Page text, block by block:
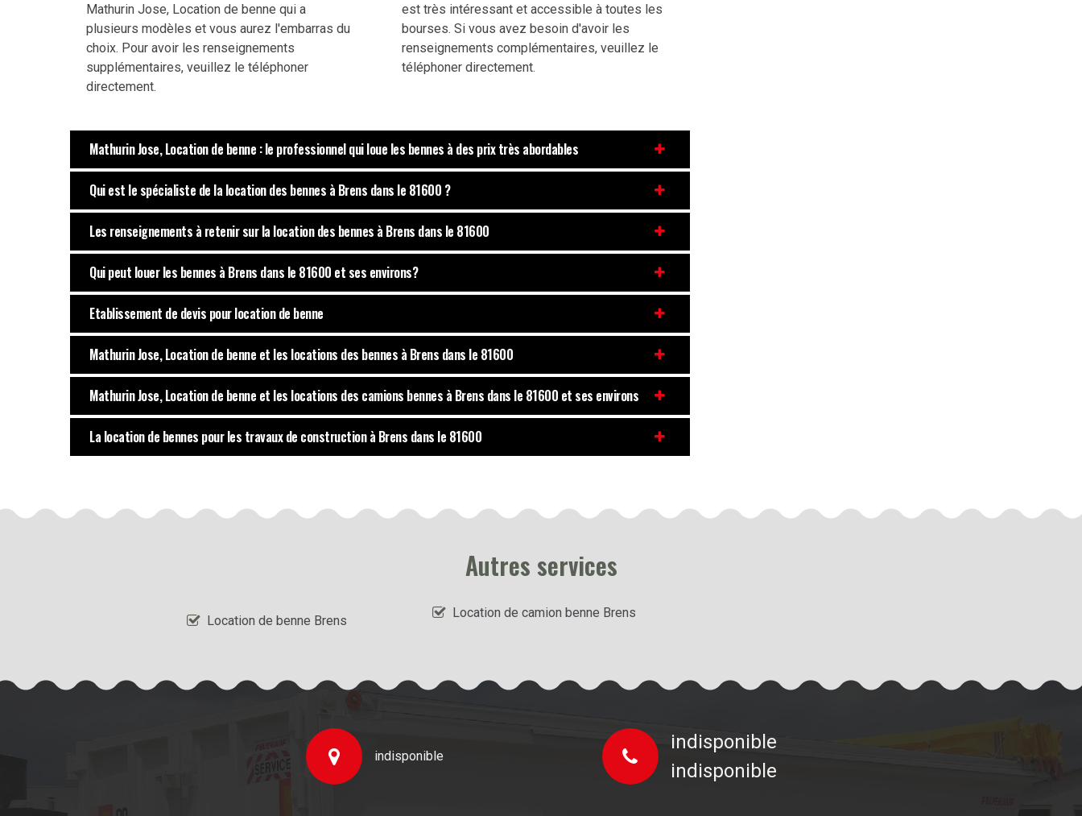
Mathurin Jose, Location de benne qui a
plusieurs modèles et vous aurez l'embarras du
choix. Pour avoir les renseignements
supplémentaires, veuillez le téléphoner
directement.
est très intéressant et accessible à toutes les
bourses. Si vous avez besoin d'avoir les
renseignements complémentaires, veuillez le
téléphoner directement.
Mathurin Jose, Location de benne : le professionnel qui loue les bennes à des prix très abordables
Qui est le spécialiste de la location des bennes à Brens dans le 81600 ?
Les renseignements à retenir sur la location des bennes à Brens dans le 81600
Qui peut louer les bennes à Brens dans le 81600 et ses environs?
Etablissement de devis pour location de benne
Mathurin Jose, Location de benne et les locations des bennes à Brens dans le 81600
Mathurin Jose, Location de benne et les locations des camions bennes à Brens dans le 81600 et ses environs
La location de bennes pour les travaux de construction à Brens dans le 81600
Autres services
Location de benne Brens
Location de camion benne Brens
indisponible
indisponible
indisponible